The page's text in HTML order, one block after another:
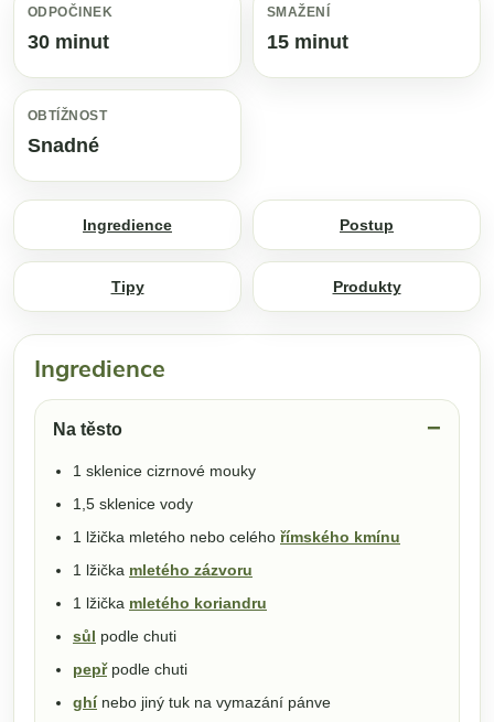
ODPOČINEK
30 minut
SMAŽENÍ
15 minut
OBTÍŽNOST
Snadné
Ingredience Postup
Tipy Produkty
Ingredience
Na těsto
1 sklenice cizrnové mouky
1,5 sklenice vody
1 lžička mletého nebo celého římského kmínu
1 lžička mletého zázvoru
1 lžička mletého koriandru
sůl podle chuti
pepřpodle chuti
ghínebo jiný tuk na vymazání pánve